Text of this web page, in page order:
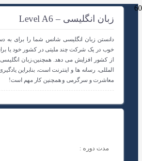
زبان انگلیسی – Level A6
دانستن زبان انگلیسی شانس شما را برای
خوب در یک شرکت چند ملیتی در کشور خود یا
از کشور افزایش می دهد. همچنین،زبان
المللی، رسانه ها و اینترنت است، بنابراین
معاشرت و سرگرمی و همچنین کار مهم است!
مدت دوره :